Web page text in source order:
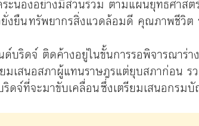
นองอย่างมีส่วนร่วม ตามแผนยุทธศาสต
ยั่งยืน ทรัพยากรสิ่งแวดล้อมดี คุณภาพชีวิ
บริดจ์ ติดค้างอยู่ในขั้นการรอพิจารณาร่
มเสนอสภาผู้แทนราษฎรแต่ยุบสภาก่อน
ดจ์ที่จะมาขับเคลื่อน ซึ่งเตรียมเสนอกร